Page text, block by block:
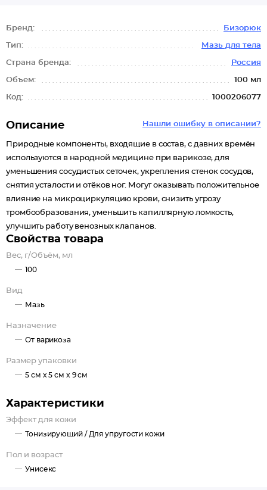
Бренд: Бизорюк
Тип: Мазь для тела
Страна бренда: Россия
Объем: 100 мл
Код: 1000206077
Нашли ошибку в описании?
Описание
Природные компоненты, входящие в состав, с давних времён
используются в народной медицине при варикозе, для
уменьшения сосудистых сеточек, укрепления стенок сосудов,
снятия усталости и отёков ног. Могут оказывать положительное
влияние на микроциркуляцию крови, снизить угрозу
тромбообразования, уменьшить капиллярную ломкость,
улучшить работу венозных клапанов.
Свойства товара
Вес, г/Объём, мл
100
Вид
Мазь
Назначение
От варикоза
Размер упаковки
5 см x 5 см x 9 см
Характеристики
Эффект для кожи
Тонизирующий / Для упругости кожи
Пол и возраст
Унисекс